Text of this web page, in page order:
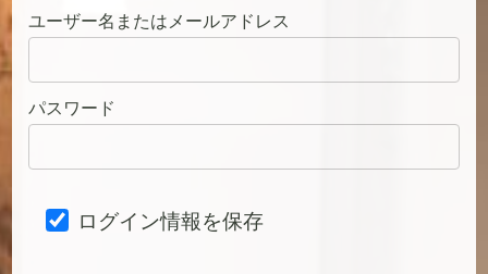
ユーザー名またはメールアドレス
パスワード
ログイン情報を保存